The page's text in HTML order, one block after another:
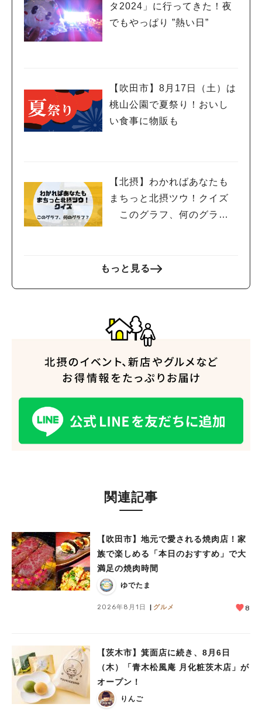
タ2024」に行ってきた！夜
でもやっぱり ”熱い日”
【吹田市】8月17日（土）は
桃山公園で夏祭り！おいし
い食事に物販も
【北摂】わかればあなたも
まちっと北摂ツウ！クイズ
このグラフ、何のグラ
もっと見る
関連記事
【吹田市】地元で愛される焼肉店！家
族で楽しめる「本日のおすすめ」で大
満足の焼肉時間
ゆでたま
2026年8月1日 グルメ 8
【茨木市】箕面店に続き、8月6日
（木）「青木松風庵 月化粧茨木店」が
オープン！
りんご